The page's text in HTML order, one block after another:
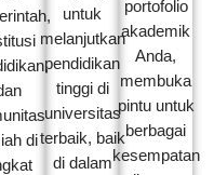
di
untuk
melanjutkan
pendidikan
tinggi di
universitas
terbaik, baik
di dalam
portofolio
akademik
Anda,
membuka
pintu untuk
berbagai
kesempatan